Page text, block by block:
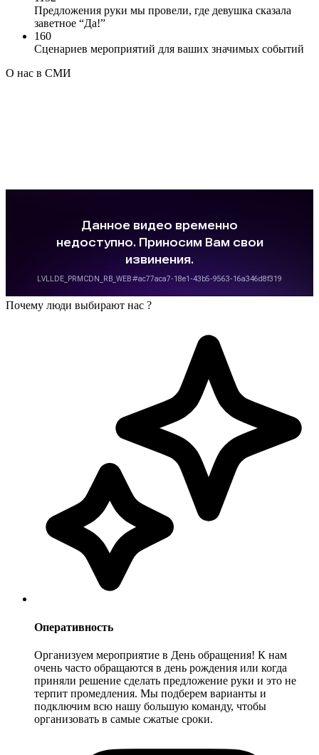
Предложения руки мы провели, где девушка сказала
заветное “Да!”
160
Сценариев мероприятий для ваших значимых событий
О нас в СМИ
Почему люди выбирают нас ?
Оперативность
Организуем мероприятие в День обращения! К нам
очень часто обращаются в день рождения или когда
приняли решение сделать предложение руки и это не
терпит промедления. Мы подберем варианты и
подключим всю нашу большую команду, чтобы
организовать в самые сжатые сроки.